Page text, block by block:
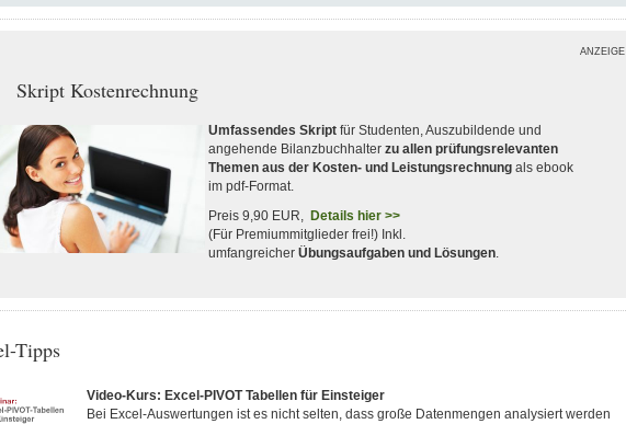
ANZEIGE
Skript Kostenrechnung
Umfassendes Skriptfür Studenten, Auszubildende und
angehende Bilanzbuchhalter zu allen prüfungsrelevanten
Themen aus der Kosten- und Leistungsrechnungals ebook
im pdf-Format.
Preis 9,90 EUR, Details hier >>
(Für Premiummitglieder frei!) Inkl.
umfangreicher Übungsaufgaben und Lösungen.
Tipps
Video-Kurs: Excel-PIVOT Tabellen für Einsteiger
Bei Excel-Auswertungen ist es nicht selten, dass große Datenmengen analysiert werden